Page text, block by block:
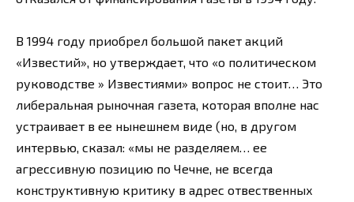
В 1994 году приобрел большой пакет акций
«Известий», но утверждает, что «о политическом
руководстве » Известиями» вопрос не стоит… Это
либеральная рыночная газета, которая вполне нас
устраивает в ее нынешнем виде (но, в другом
интервью, сказал: «мы не разделяем… ее
агрессивную позицию по Чечне, не всегда
конструктивную критику в адрес отвественных